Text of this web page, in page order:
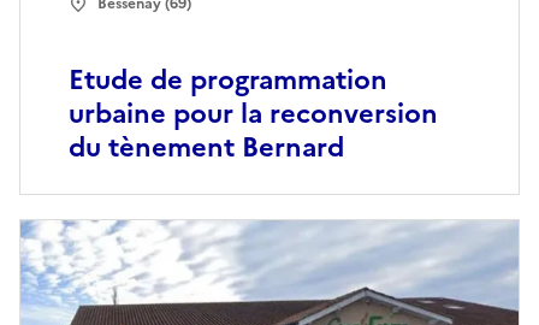
Etude de programmation
urbaine pour la reconversion
du tènement Bernard